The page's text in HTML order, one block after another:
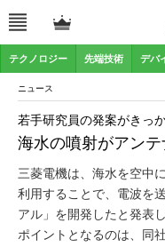
テクノロジー 先端技術 デバ
ニュース
海水の噴射がアン
若手研究員の発案がきっ
三菱電機は、海水を空中
利用することで、電波を
アル」を開発したと発表
ポイントとなるのは、同